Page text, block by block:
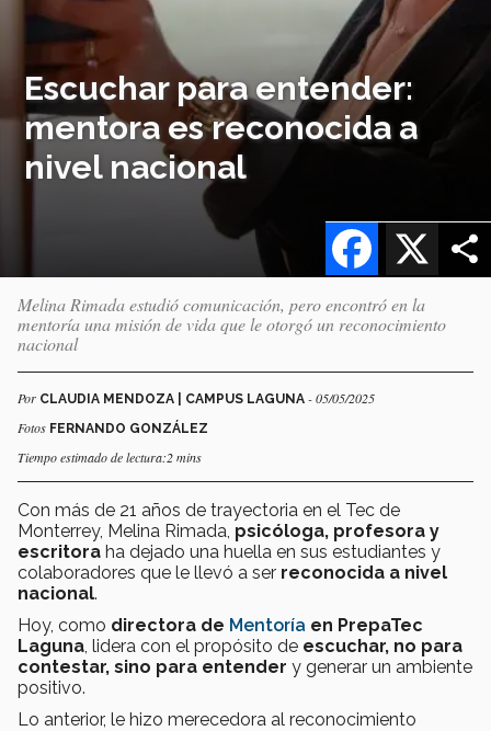
Escuchar para entender:
mentora es reconocida a
nivel nacional
X
Facebook
Melina Rimada estudió comunicación, pero encontró en la
mentoría una misión de vida que le otorgó un reconocimiento
nacional
Por CLAUDIA MENDOZA | CAMPUS LAGUNA - 05/05/2025
Fotos FERNANDO GONZÁLEZ
Tiempo estimado de lectura:2 mins
Con más de 21 años de trayectoria en el Tec de
Monterrey, Melina Rimada, psicóloga, profesora y
escritora ha dejado una huella en sus estudiantes y
colaboradores que le llevó a ser reconocida a nivel
nacional.
Hoy, como directora de Mentoría en PrepaTec
Laguna , lidera con el propósito de escuchar, no para
contestar, sino para entender y generar un ambiente
positivo.
Lo anterior, le hizo merecedora al reconocimiento